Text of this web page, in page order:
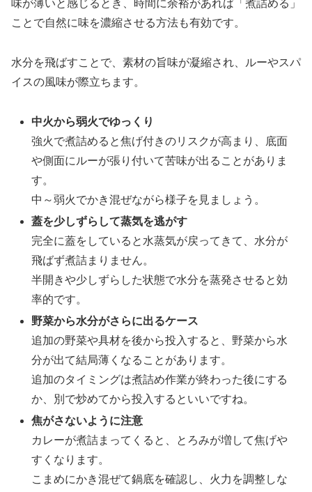
味が薄いと感じるとき、時間に余裕があれば「煮詰める」
ことで自然に味を濃縮させる方法も有効です。
水分を飛ばすことで、素材の旨味が凝縮され、ルーやスパ
イスの風味が際立ちます。
中火から弱火でゆっくり
強火で煮詰めると焦げ付きのリスクが高まり、底面
や側面にルーが張り付いて苦味が出ることがありま
す。
中～弱火でかき混ぜながら様子を見ましょう。
蓋を少しずらして蒸気を逃がす
完全に蓋をしていると水蒸気が戻ってきて、水分が
飛ばず煮詰まりません。
半開きや少しずらした状態で水分を蒸発させると効
率的です。
野菜から水分がさらに出るケース
追加の野菜や具材を後から投入すると、野菜から水
分が出て結局薄くなることがあります。
追加のタイミングは煮詰め作業が終わった後にする
か、別で炒めてから投入するといいですね。
焦がさないように注意
カレーが煮詰まってくると、とろみが増して焦げや
すくなります。
こまめにかき混ぜて鍋底を確認し、火力を調整しな